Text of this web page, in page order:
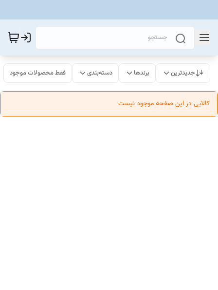
جدیدترین برندها دسته‌بندی فقط محصولات موجود
کالایی در این صفحه موجود نیست